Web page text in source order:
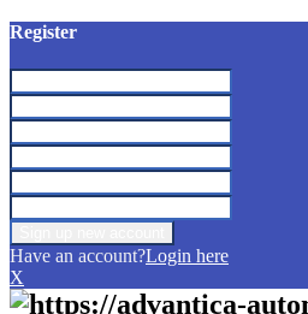
Register
Have an account?Login here
X